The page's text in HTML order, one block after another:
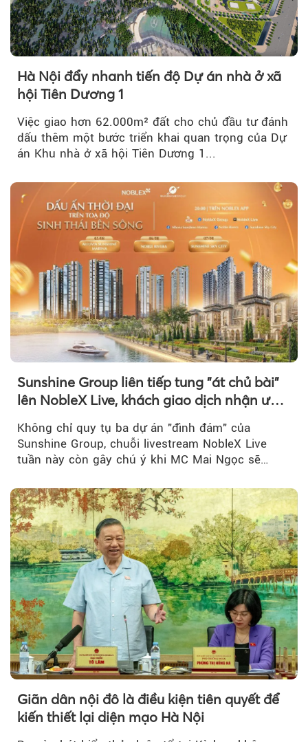
Hà Nội đẩy nhanh tiến độ Dự án nhà ở xã
hội Tiên Dương 1
Việc giao hơn 62.000m² đất cho chủ đầu tư đánh
dấu thêm một bước triển khai quan trọng của Dự
án Khu nhà ở xã hội Tiên Dương 1...
Sunshine Group liên tiếp tung "át chủ bài"
lên NobleX Live, khách giao dịch nhận ưu
Không chỉ quy tụ ba dự án "đình đám" của
Sunshine Group, chuỗi livestream NobleX Live
tuần này còn gây chú ý khi MC Mai Ngọc sẽ
Giãn dân nội đô là điều kiện tiên quyết để
kiến thiết lại diện mạo Hà Nội